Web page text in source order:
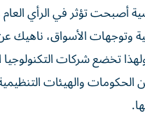
أصبحت تؤثر في الرأي العام
وتوجهات الأسواق، ناهيك
تخضع شركات
الحكومات والهيئات